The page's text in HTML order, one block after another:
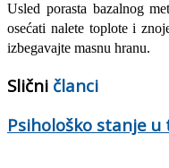
Usled porasta bazalnog
osećati nalete toplote i
izbegavajte masnu hranu.
Slični članci
Psihološko stanje